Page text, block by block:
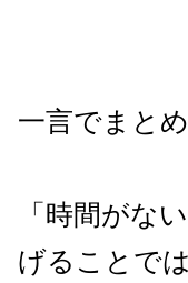
一言でまとめ
「時間がな
げることで